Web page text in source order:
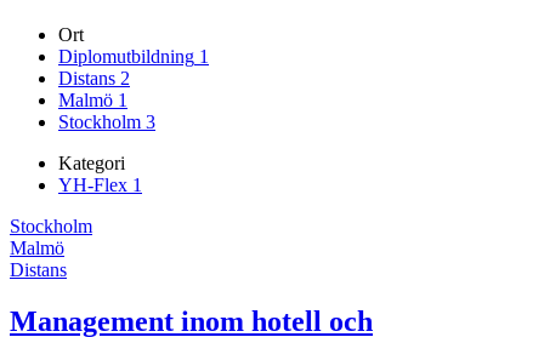
Ort
Diplomutbildning 1
Distans 2
Malmö 1
Stockholm 3
Kategori
YH-Flex 1
Stockholm
Malmö
Distans
Management inom hotell och